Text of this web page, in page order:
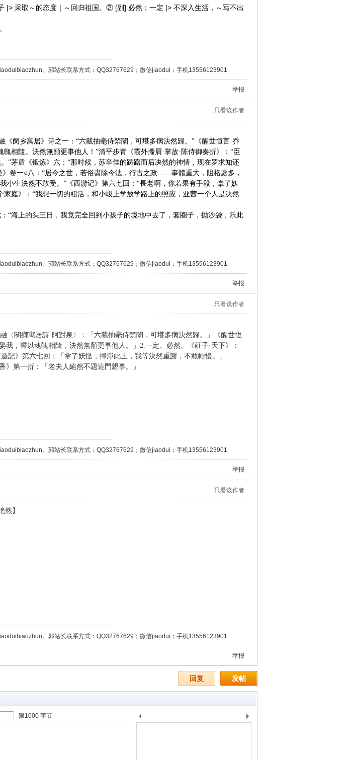
|> 采取～的态度｜～回归祖国。 ② [副] 必然；一定 |> 不深入生活，～写不出
。郭站长联系方式：QQ32767629；微信jiaodui；手机13556123901
举报
只看该作者
《阌乡寓居》诗之一：“六載抽毫侍禁闈，可堪多病決然歸。”《醒世恒言·乔
相隨。決然無顔更事他人！”清平步青《霞外攟屑·掌故·陈侍御奏折》：“臣
”茅盾《锻炼》六：“那时候，苏辛佳的踌躇而后决然的神情，现在罗求知还
卷一○八：“居今之世，若俗盡除今法，行古之政……事體重大，阻格處多，
小生決然不敢受。”《西游记》第六七回：“長老啊，你若果有手段，拿了妖
庭》：“我想一切的粗活，和小峻上学放学路上的照应，亚茜一个人是决然
“海上的头三日，我竟完全回到小孩子的境地中去了，套圈子，抛沙袋，乐此
。郭站长联系方式：QQ32767629；微信jiaodui；手机13556123901
举报
只看该作者
〈閿鄉寓居詩·阿對泉〉：「六載抽毫侍禁闈，可堪多病決然歸。」《醒世恆
我，誓以魂魄相隨，決然無顏更事他人。」2.一定、必然。《莊子·天下》：
記》第六七回：「拿了妖怪，掃淨此土，我等決然重謝，不敢輕慢。」
》第一折：「老夫人絕然不題這門親事。」
。郭站长联系方式：QQ32767629；微信jiaodui；手机13556123901
举报
只看该作者
然】
。郭站长联系方式：QQ32767629；微信jiaodui；手机13556123901
举报
发帖
回复
限1000 字节
上
下